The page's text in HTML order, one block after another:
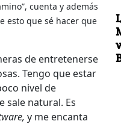
cuenta y además
esto que sé hacer que
de entretenerse
Tengo que estar
nivel de
sale natural. Es
y me encanta